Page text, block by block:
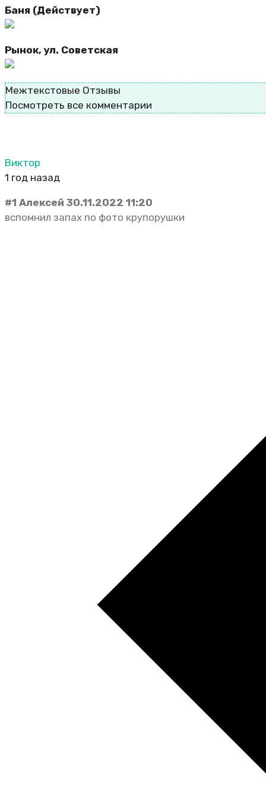
Баня (Действует)
Рынок, ул. Советская
Межтекстовые Отзывы
Посмотреть все комментарии
Виктор
1 год назад
#1 Алексей 30.11.2022 11:20
вспомнил запах по фото крупорушки